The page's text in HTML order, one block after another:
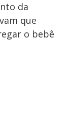
da
que
o bebê